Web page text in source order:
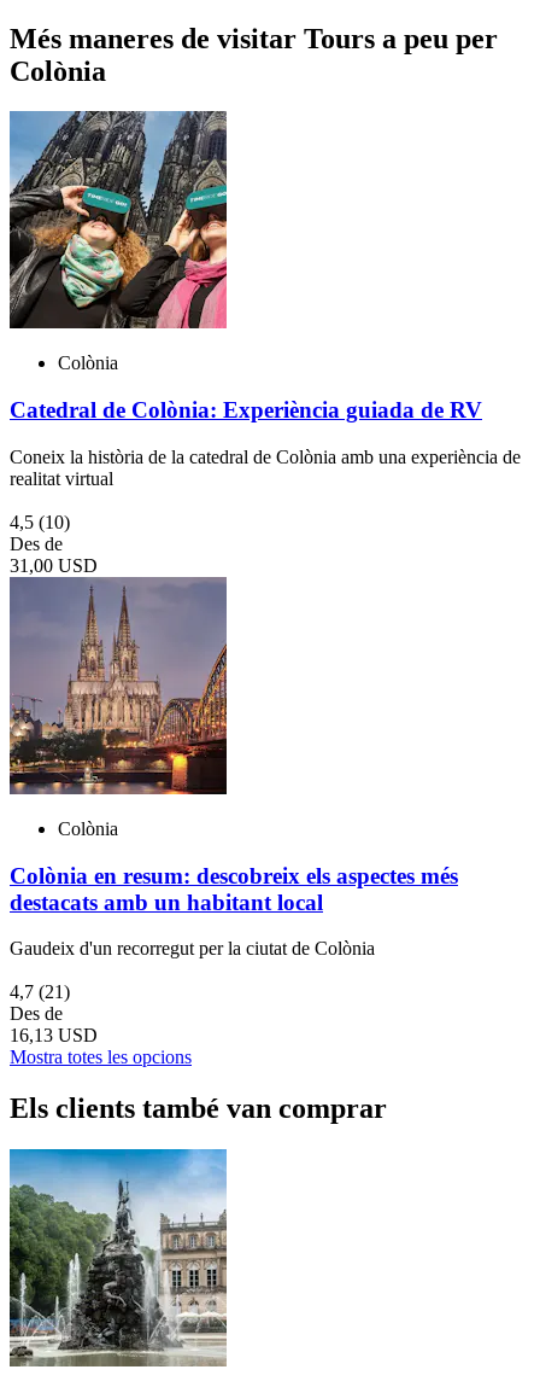
Més maneres de visitar Tours a peu per
Colònia
Colònia
Catedral de Colònia: Experiència guiada de RV
Coneix la història de la catedral de Colònia amb una experiència de
realitat virtual
4,5 (10)
Des de
31,00 USD
Colònia
Colònia en resum: descobreix els aspectes més
destacats amb un habitant local
Gaudeix d'un recorregut per la ciutat de Colònia
4,7 (21)
Des de
16,13 USD
Mostra totes les opcions
Els clients també van comprar